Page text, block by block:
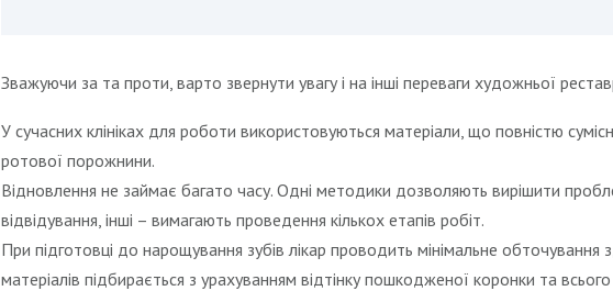
Зважуючи за та проти, варто звернути увагу і на інші переваги художньої
У сучасних клініках для роботи використовуються матеріали, що повністю
ротової порожнини.
Відновлення не займає багато часу. Одні методики дозволяють вирішити
відвідування, інші – вимагають проведення кількох етапів робіт.
При підготовці до нарощування зубів лікар проводить мінімальне обточування
матеріалів підбирається з урахуванням відтінку пошкодженої коронки та